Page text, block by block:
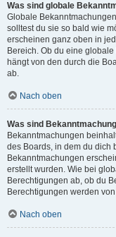
Was sind globale
Globale
solltest du sie so bald wie
erscheinen ganz oben in
Bereich. Ob du eine
hängt von den durch die
ab.
Nach oben
Was sind
Bekanntmachungen
des Boards, in dem du dich
Bekanntmachungen
erstellt wurden. Wie bei
Berechtigungen ab, ob du
Berechtigungen werden
Nach oben